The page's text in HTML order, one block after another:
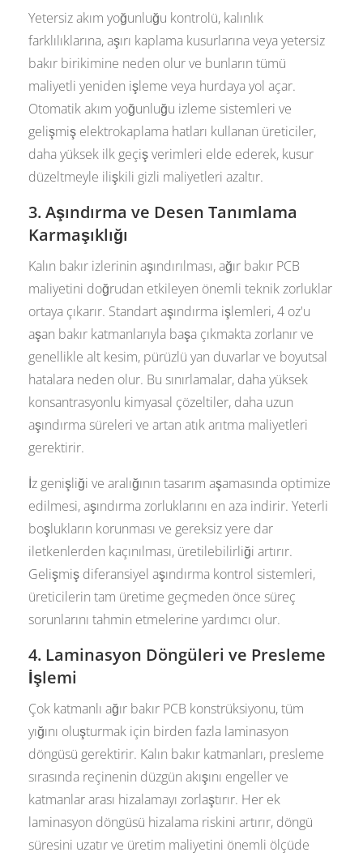
Yetersiz akım yoğunluğu kontrolü, kalınlık
farklılıklarına, aşırı kaplama kusurlarına veya yetersiz
bakır birikimine neden olur ve bunların tümü
maliyetli yeniden işleme veya hurdaya yol açar.
Otomatik akım yoğunluğu izleme sistemleri ve
gelişmiş elektrokaplama hatları kullanan üreticiler,
daha yüksek ilk geçiş verimleri elde ederek, kusur
düzeltmeyle ilişkili gizli maliyetleri azaltır.
3. Aşındırma ve Desen Tanımlama
Karmaşıklığı
Kalın bakır izlerinin aşındırılması, ağır bakır PCB
maliyetini doğrudan etkileyen önemli teknik zorluklar
ortaya çıkarır. Standart aşındırma işlemleri, 4 oz'u
aşan bakır katmanlarıyla başa çıkmakta zorlanır ve
genellikle alt kesim, pürüzlü yan duvarlar ve boyutsal
hatalara neden olur. Bu sınırlamalar, daha yüksek
konsantrasyonlu kimyasal çözeltiler, daha uzun
aşındırma süreleri ve artan atık arıtma maliyetleri
gerektirir.
İz genişliği ve aralığının tasarım aşamasında optimize
edilmesi, aşındırma zorluklarını en aza indirir. Yeterli
boşlukların korunması ve gereksiz yere dar
iletkenlerden kaçınılması, üretilebilirliği artırır.
Gelişmiş diferansiyel aşındırma kontrol sistemleri,
üreticilerin tam üretime geçmeden önce süreç
sorunlarını tahmin etmelerine yardımcı olur.
4. Laminasyon Döngüleri ve Presleme
İşlemi
Çok katmanlı ağır bakır PCB konstrüksiyonu, tüm
yığını oluşturmak için birden fazla laminasyon
döngüsü gerektirir. Kalın bakır katmanları, presleme
sırasında reçinenin düzgün akışını engeller ve
katmanlar arası hizalamayı zorlaştırır. Her ek
laminasyon döngüsü hizalama riskini artırır, döngü
süresini uzatır ve üretim maliyetini önemli ölçüde